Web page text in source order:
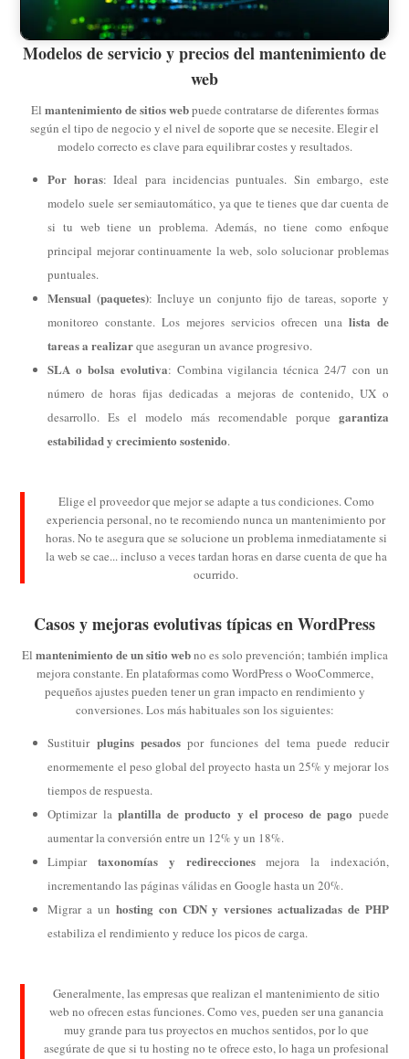
Modelos de servicio y precios del mantenimiento de
web
El mantenimiento de sitios webpuede contratarse de diferentes formas
según el tipo de negocio y el nivel de soporte que se necesite. Elegir el
modelo correcto es clave para equilibrar costes y resultados.
Por horas: Ideal para incidencias puntuales. Sin embargo, este
modelo suele ser semiautomático, ya que te tienes que dar cuenta de
si tu web tiene un problema. Además, no tiene como enfoque
principal mejorar continuamente la web, solo solucionar problemas
puntuales.
Mensual (paquetes): Incluye un conjunto fijo de tareas, soporte y
monitoreo constante. Los mejores servicios ofrecen una lista de
tareas a realizarque aseguran un avance progresivo.
SLA o bolsa evolutiva: Combina vigilancia técnica 24/7 con un
número de horas fijas dedicadas a mejoras de contenido, UX o
desarrollo. Es el modelo más recomendable porque garantiza
estabilidad y crecimiento sostenido.
Elige el proveedor que mejor se adapte a tus condiciones. Como
experiencia personal, no te recomiendo nunca un mantenimiento por
horas. No te asegura que se solucione un problema inmediatamente si
la web se cae... incluso a veces tardan horas en darse cuenta de que ha
ocurrido.
Casos y mejoras evolutivas típicas en WordPress
El mantenimiento de un sitio webno es solo prevención; también implica
mejora constante. En plataformas como WordPress o WooCommerce,
pequeños ajustes pueden tener un gran impacto en rendimiento y
conversiones. Los más habituales son los siguientes:
Sustituir plugins pesadospor funciones del tema puede reducir
enormemente el peso global del proyecto hasta un 25% y mejorar los
tiempos de respuesta.
Optimizar la plantilla de producto y el proceso de pago puede
aumentar la conversión entre un 12% y un 18%.
Limpiartaxonomías y redireccionesmejora la indexación,
incrementando las páginas válidas en Google hasta un 20%.
Migrar a un hosting con CDN y versiones actualizadas de PHP
estabiliza el rendimiento y reduce los picos de carga.
Generalmente, las empresas que realizan el mantenimiento de sitio
web no ofrecen estas funciones. Como ves, pueden ser una ganancia
muy grande para tus proyectos en muchos sentidos, por lo que
asegúrate de que si tu hosting no te ofrece esto, lo haga un profesional